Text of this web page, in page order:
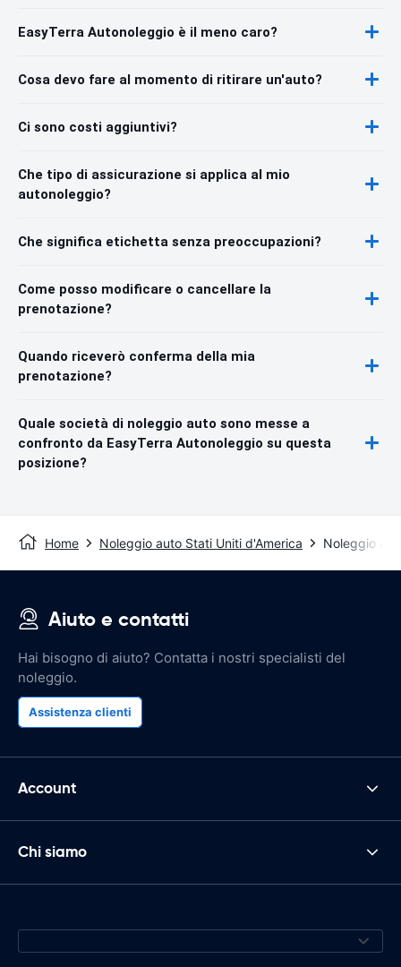
EasyTerra Autonoleggio è il meno caro?
Cosa devo fare al momento di ritirare un'auto?
Ci sono costi aggiuntivi?
Che tipo di assicurazione si applica al mio
autonoleggio?
Che significa etichetta senza preoccupazioni?
Come posso modificare o cancellare la
prenotazione?
Quando riceverò conferma della mia
prenotazione?
Quale società di noleggio auto sono messe a
confronto da EasyTerra Autonoleggio su questa
posizione?
Home Noleggio auto Stati Uniti d'America Noleggio
Aiuto e contatti
Hai bisogno di aiuto? Contatta i nostri specialisti del
noleggio.
Assistenza clienti
Account
Chi siamo